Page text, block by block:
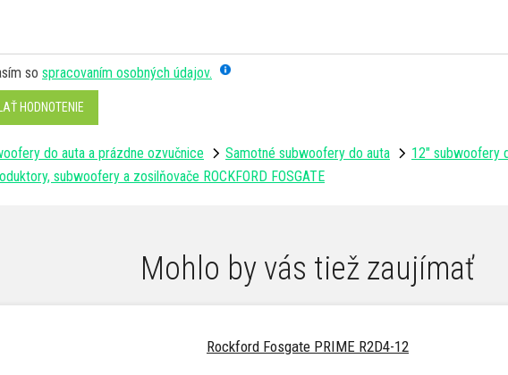
so spracovaním osobných údajov.
HODNOTENIE
do auta a prázdne ozvučnice Samotné subwoofery do auta
12" subwoofery
subwoofery a zosilňovače ROCKFORD FOSGATE
Mohlo by vás tiež zaujímať
Rockford Fosgate PRIME R2D4-12